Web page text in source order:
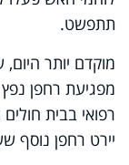
תתפשט.
מוקדם יותר
מפגיעת רחפן נפץ
רפואי בבית
יירט רחפן נוסף